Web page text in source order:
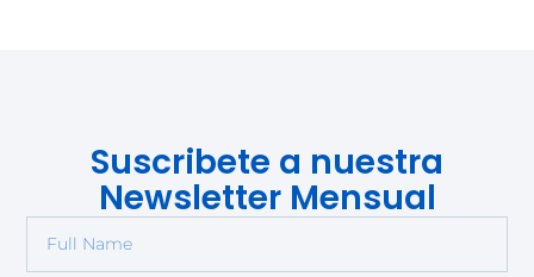
Suscribete a nuestra
Newsletter Mensual